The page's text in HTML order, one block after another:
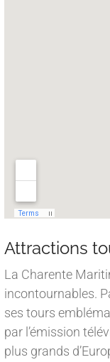
Attractions
La Charente
incontournables.
ses tours
par l’émission
plus grands